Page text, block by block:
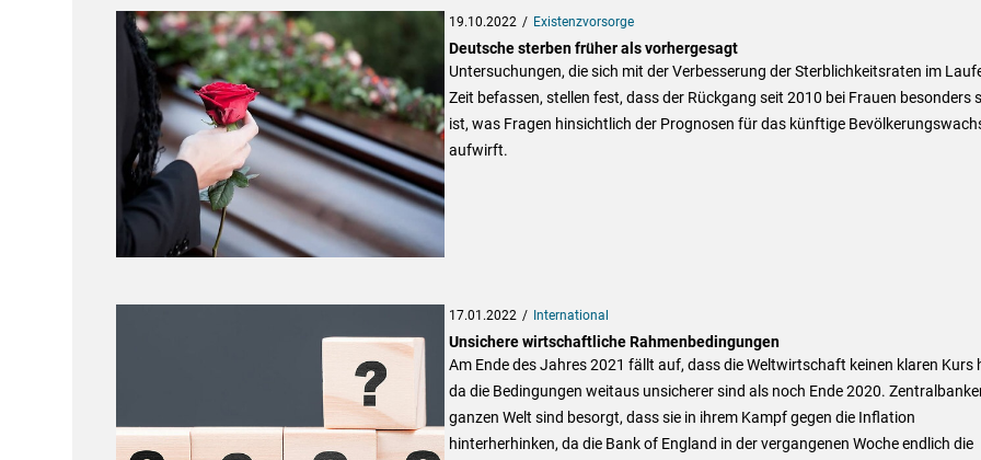
19.10.2022 Existenzvorsorge
Deutsche sterben früher als vorhergesagt
Untersuchungen, die sich mit der Verbesserung der Sterblichkeitsraten im
Zeit befassen, stellen fest, dass der Rückgang seit 2010 bei Frauen besonders
ist, was Fragen hinsichtlich der Prognosen für das künftige
aufwirft.
17.01.2022 International
Unsichere wirtschaftliche Rahmenbedingungen
Am Ende des Jahres 2021 fällt auf, dass die Weltwirtschaft keinen klaren Kurs
da die Bedingungen weitaus unsicherer sind als noch Ende 2020.
ganzen Welt sind besorgt, dass sie in ihrem Kampf gegen die Inflation
hinterherhinken, da die Bank of England in der vergangenen Woche endlich die